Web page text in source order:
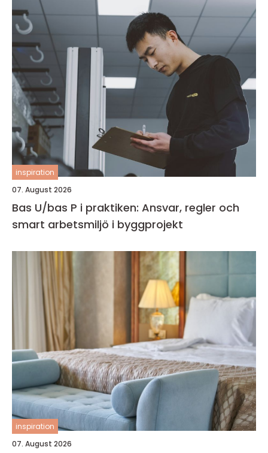
inspiration
07. August 2026
Bas U/bas P i praktiken: Ansvar, regler och
smart arbetsmiljö i byggprojekt
inspiration
07. August 2026